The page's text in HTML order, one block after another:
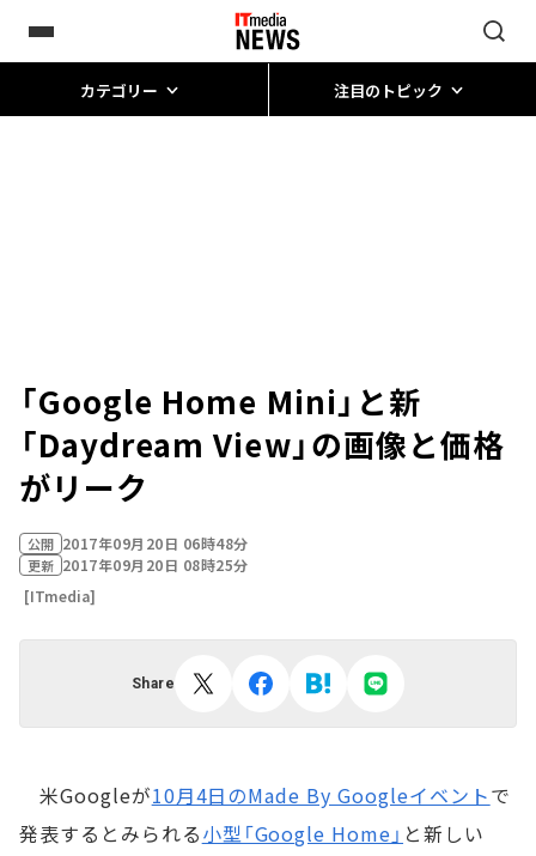
カテゴリー 注目のトピック
「Google Home Mini」と新
「Daydream View」の画像と価格
がリーク
公開 2017年09月20日 06時48分
更新 2017年09月20日 08時25分
[ITmedia]
Share
米Googleが10月4日のMade By Googleイベントで
発表するとみられる小型「Google Home」 と新しい